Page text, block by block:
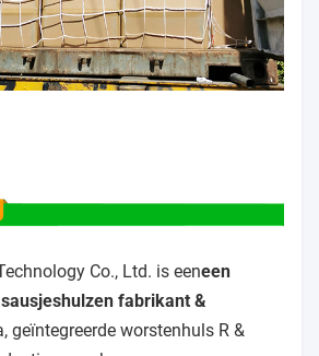
Co., Ltd. is eeneen
fabrikant &
geïntegreerde worstenhuls R &